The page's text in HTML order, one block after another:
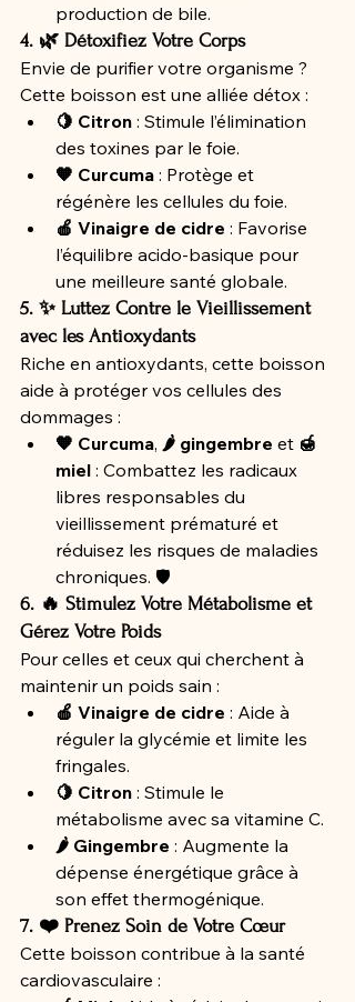
production de bile.
4. 🌿 Détoxifiez Votre Corps
Envie de purifier votre organisme ?
Cette boisson est une alliée détox :
🍋 Citron : Stimule l’élimination
des toxines par le foie.
🧡 Curcuma : Protège et
régénère les cellules du foie.
🍎 Vinaigre de cidre : Favorise
l’équilibre acido-basique pour
une meilleure santé globale.
5. ✨ Luttez Contre le Vieillissement
avec les Antioxydants
Riche en antioxydants, cette boisson
aide à protéger vos cellules des
dommages :
🧡 Curcuma, 🌶️ gingembre et 🍯
miel : Combattez les radicaux
libres responsables du
vieillissement prématuré et
réduisez les risques de maladies
chroniques. 🛡️
6. 🔥 Stimulez Votre Métabolisme et
Gérez Votre Poids
Pour celles et ceux qui cherchent à
maintenir un poids sain :
🍎 Vinaigre de cidre : Aide à
réguler la glycémie et limite les
fringales.
🍋 Citron : Stimule le
métabolisme avec sa vitamine C.
🌶️ Gingembre : Augmente la
dépense énergétique grâce à
son effet thermogénique.
7. ❤️ Prenez Soin de Votre Cœur
Cette boisson contribue à la santé
cardiovasculaire :